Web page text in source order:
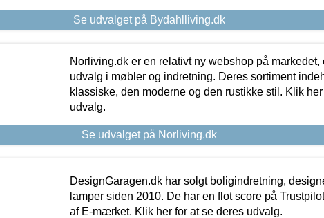
Se udvalget på Bydahlliving.dk
Norliving.dk er en relativt ny webshop på markedet,
udvalg i møbler og indretning. Deres sortiment
klassiske, den moderne og den rustikke stil. Klik
udvalg.
Se udvalget på Norliving.dk
DesignGaragen.dk har solgt boligindretning,
lamper siden 2010. De har en flot score på
af E-mærket. Klik her for at se deres udvalg.